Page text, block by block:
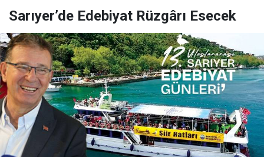
Sarıyer’de Edebiyat Rüzgârı Esecek